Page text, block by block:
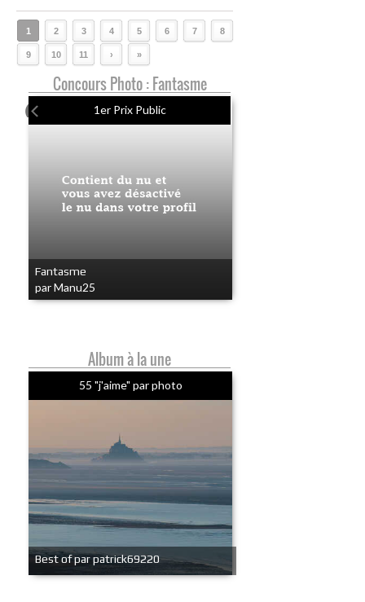
1 2 3 4 5 6 7 8
9 10 11 › »
Concours Photo : Fantasme
1er Prix Public
Fantasme
par Manu25
Album à la une
55 "j'aime" par photo
Best of par patrick69220